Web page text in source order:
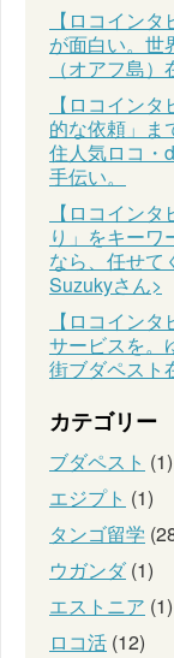
【ロコイン
が面白い。世
（オアフ島
【ロコイン
的な依頼」ま
住人気ロコ・
手伝い。
【ロコイン
り」をキーワ
なら、任せて
Suzukyさん>
【ロコイン
サービスを。
街ブダペスト
カテゴリー
ブダペスト (1)
エジプト (1)
タンゴ留学
ウガンダ(1)
エストニア (1)
ロコ活 (12)